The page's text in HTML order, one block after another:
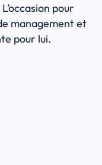
pour
management et
pour lui.